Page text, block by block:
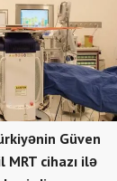
Güven
MRT cihazı ilə